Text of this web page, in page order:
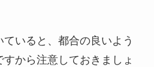
いると、都合の良いよう
から注意しておきましょ